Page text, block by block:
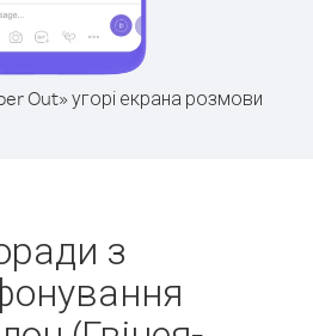
Out» угорі екрана розмови
з